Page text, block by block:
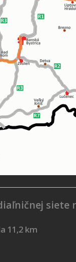
siete
11,2 km